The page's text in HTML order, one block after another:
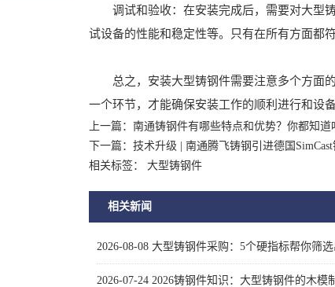
调试和验收：在安装完成后，需要对大型铸
试设备的性能和稳定性等。只有在所有方面都
总之，安装大型铸钢件需要注意多个方面的
一个环节，才能确保安装工作的顺利进行和设
上一篇： 南通铸钢件有哪些特点和优势？你都知道
下一篇： 技术升级 | 南通腾飞铸钢引进德国
相关标签： 大型铸钢件
相关新闻
2026-08-08 大型铸钢件采购：5个硬指标帮你筛
2026-07-24 2026铸钢件知识：大型铸钢件的木模